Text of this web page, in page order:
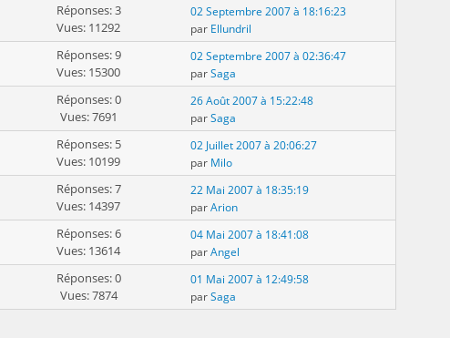
Réponses: 3
Vues: 11292
02 Septembre 2007 à 18:16:23
par Ellundril
Réponses: 9
Vues: 15300
02 Septembre 2007 à 02:36:47
parSaga
Réponses: 0
Vues: 7691
26 Août 2007 à 15:22:48
parSaga
Réponses: 5
Vues: 10199
02 Juillet 2007 à 20:06:27
par Milo
Réponses: 7
Vues: 14397
22 Mai 2007 à 18:35:19
parArion
Réponses: 6
Vues: 13614
04 Mai 2007 à 18:41:08
parAngel
Réponses: 0
Vues: 7874
01 Mai 2007 à 12:49:58
parSaga